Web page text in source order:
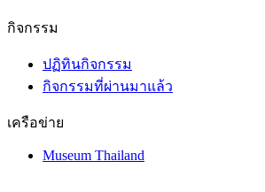
กิจกรรม
ปฏิทินกิจกรรม
กิจกรรมที่ผ่านมาแล้ว
เครือข่าย
Museum Thailand